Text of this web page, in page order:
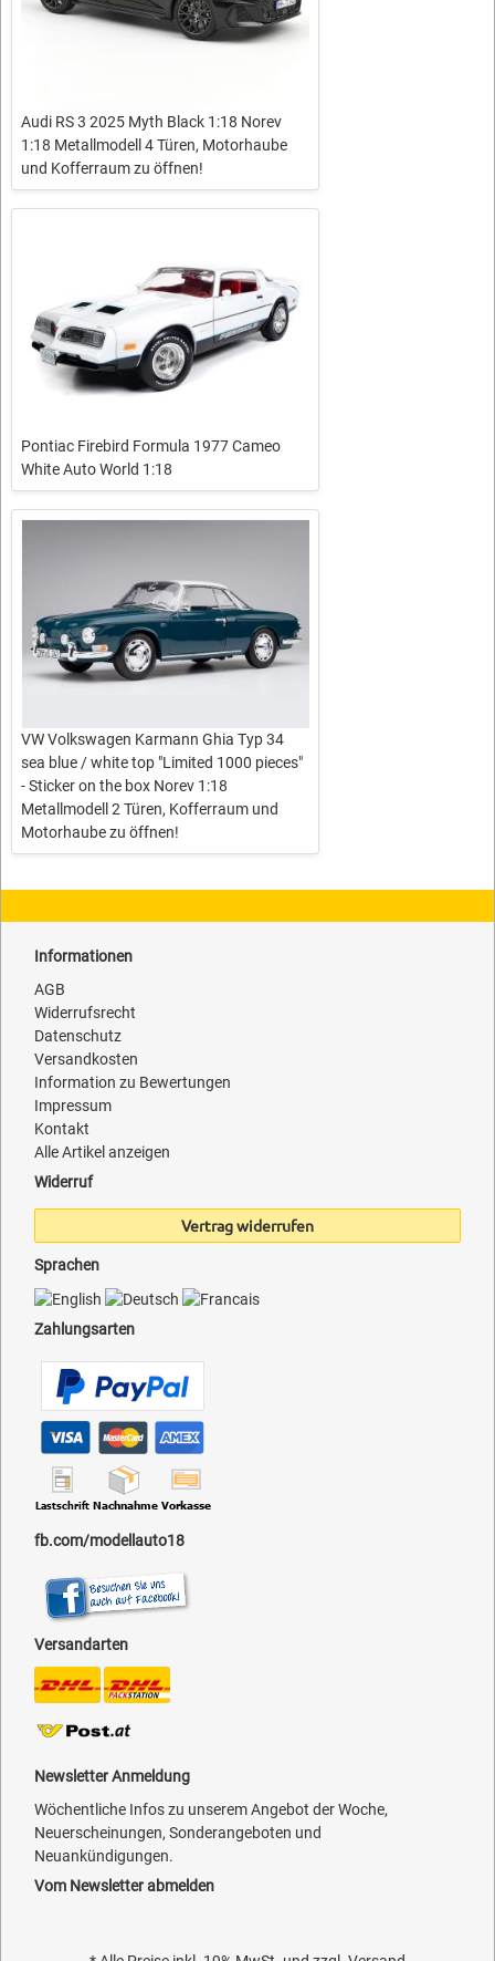
Audi RS 3 2025 Myth Black 1:18 Norev
1:18 Metallmodell 4 Türen, Motorhaube
und Kofferraum zu öffnen!
Pontiac Firebird Formula 1977 Cameo
White Auto World 1:18
VW Volkswagen Karmann Ghia Typ 34
sea blue / white top "Limited 1000 pieces"
- Sticker on the box Norev 1:18
Metallmodell 2 Türen, Kofferraum und
Motorhaube zu öffnen!
Informationen
AGB
Widerrufsrecht
Datenschutz
Versandkosten
Information zu Bewertungen
Impressum
Kontakt
Alle Artikel anzeigen
Widerruf
Vertrag widerrufen
Sprachen
Zahlungsarten
fb.com/modellauto18
Versandarten
Newsletter Anmeldung
Wöchentliche Infos zu unserem Angebot der Woche,
Neuerscheinungen, Sonderangeboten und
Neuankündigungen.
Vom Newsletter abmelden